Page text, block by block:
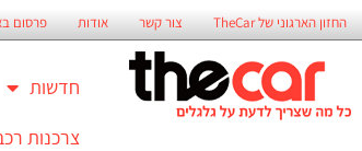
החזון הארגוני של TheCar צור קשר אודות פרסום
חדשות
צרכנות